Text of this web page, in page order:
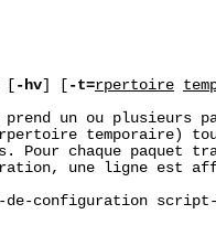
-hv -t=rpertoire
prend un ou plusieurs
temporaire)
Pour chaque paquet
une ligne est
configuration